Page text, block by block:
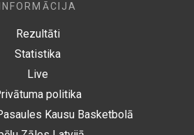
INFORMĀCIJA
Rezultāti
Statistika
Live
politika
Kausu Basketbolā